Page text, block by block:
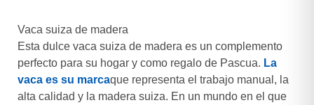
Vaca suiza de madera
Esta dulce vaca suiza de madera es un complemento
perfecto para su hogar y como regalo de Pascua. La
vaca es su marcaque representa el trabajo manual, la
alta calidad y la madera suiza. En un mundo en el que